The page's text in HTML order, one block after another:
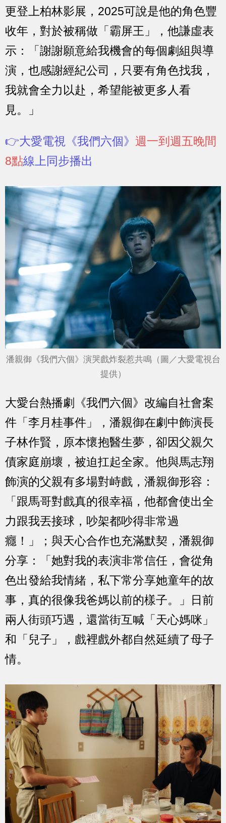
更登上柏林影展，2025可說是他的角色豐
收年，對於被稱做「霸屏王」，他謙虛表
示：「謝謝願意給我機會的每個劇組與導
演，也感謝經紀公司，只要有角色找我，
我就會全力以赴，希望能被更多人看
見。」
👉大愛電視《我們六個》 週一到週五晚間
8點線上同步播出
潘親御《我們六個》演哭戲炸裂惹共鳴（圖／大愛電視台
提供）
大愛台熱播劇《我們六個》改編自社會案
件「李月桂事件」，潘親御在劇中飾演長
子林作賢，原本懷抱醫生夢，卻因父親欠
債家庭崩壞，被迫扛起全家。他與馬志翔
飾演的父親有多場對峙戲，潘親御形容：
「跟馬哥對戲真的很幸福，他都會使出全
力跟我丟接球，吵架都吵得非常過
癮！」；與天心合作也充滿默契，潘親御
分享：「她對我的表演非常信任，會從角
色出發給我情緒，私下常分享她童年的故
事，真的很像我爸媽以前的樣子。」日前
兩人街頭巧遇，還當街互喊「天心媽咪」
和「兒子」，戲裡戲外都自然延續了母子
情。